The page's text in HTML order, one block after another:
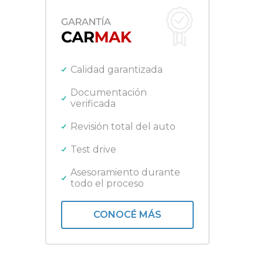
Ford
Gilera
Honda
Jeep
Kawasaki
Lifan
Nissan
Peugeot
Quicksilver
Renault
Royal Enfield
Triumph
Calidad garantizada
Documentación
verificada
Revisión total del auto
Test drive
Asesoramiento durante
todo el proceso
CONOCÉ MÁS